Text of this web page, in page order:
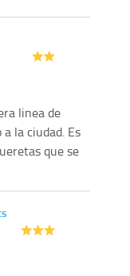
linea de
la ciudad. Es
que se